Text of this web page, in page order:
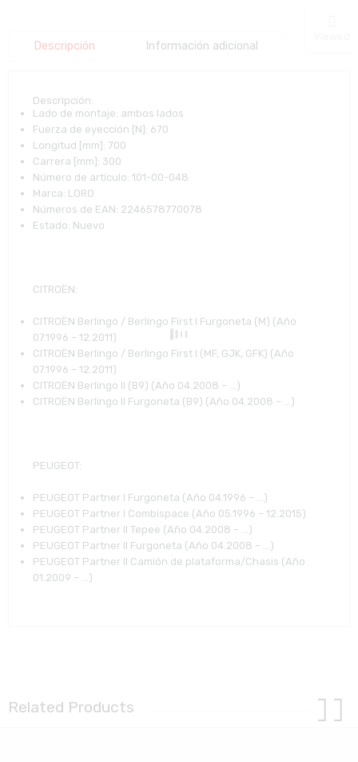
Descripción Información adicional
Descripción:
Lado de montaje: ambos lados
Fuerza de eyección [N]: 670
Longitud [mm]: 700
Carrera [mm]: 300
Número de artículo: 101-00-048
Marca: LORO
Números de EAN: 2246578770078
Estado: Nuevo
CITROËN:
CITROËN Berlingo / Berlingo First I Furgoneta (M) (Año
07.1996 – 12.2011)
CITROËN Berlingo / Berlingo First I (MF, GJK, GFK) (Año
07.1996 – 12.2011)
CITROËN Berlingo II (B9) (Año 04.2008 – …)
CITROËN Berlingo II Furgoneta (B9) (Año 04.2008 – …)
PEUGEOT:
PEUGEOT Partner I Furgoneta (Año 04.1996 – …)
PEUGEOT Partner I Combispace (Año 05.1996 – 12.2015)
PEUGEOT Partner II Tepee (Año 04.2008 – …)
PEUGEOT Partner II Furgoneta (Año 04.2008 – …)
PEUGEOT Partner II Camión de plataforma/Chasis (Año
01.2009 – …)
Related Products